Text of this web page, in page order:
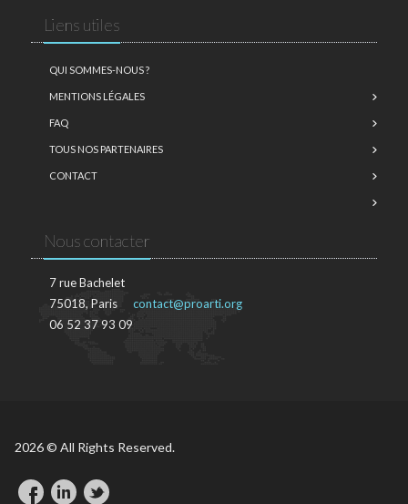
Liens utiles
QUI SOMMES-NOUS ?
MENTIONS LÉGALES
FAQ
TOUS NOS PARTENAIRES
CONTACT
Nous contacter
7 rue Bachelet
75018, Paris
06 52 37 93 09
contact@proarti.org
2026 © All Rights Reserved.